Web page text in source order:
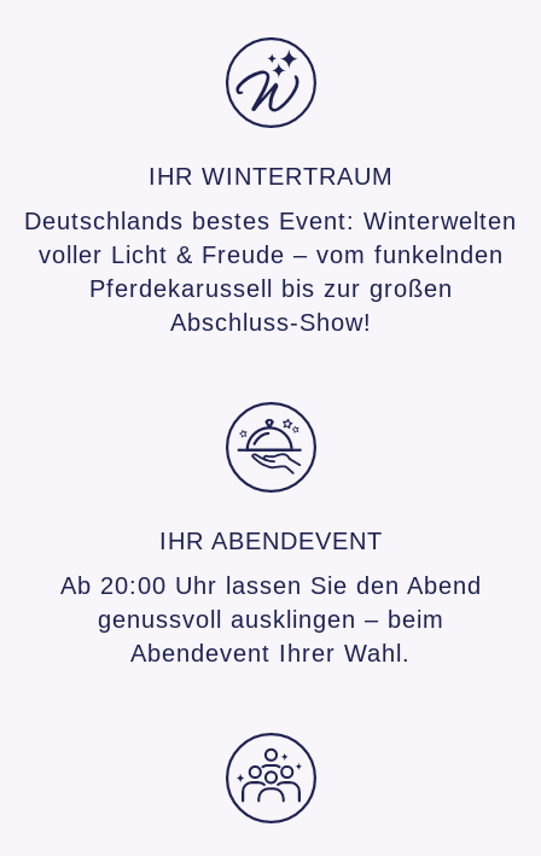
IHR WINTERTRAUM
Deutschlands bestes Event: Winterwelten
voller Licht & Freude – vom funkelnden
Pferdekarussell bis zur großen
Abschluss-Show!
IHR ABENDEVENT
Ab 20:00 Uhr lassen Sie den Abend
genussvoll ausklingen – beim
Abendevent Ihrer Wahl.